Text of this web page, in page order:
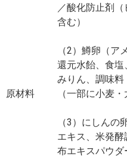
原材料
／酸化防止剤
含む）
（2）鱒卵（ア
還元水飴、食塩
みりん、調味料
（一部に小麦
（3）にしんの
エキス、米発
布エキスパウダ